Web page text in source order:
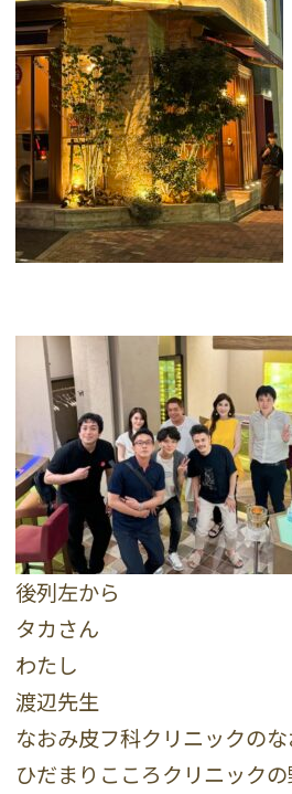
後列左から
タカさん
わたし
渡辺先生
なおみ皮フ科クリニックの
ひだまりこころクリニック